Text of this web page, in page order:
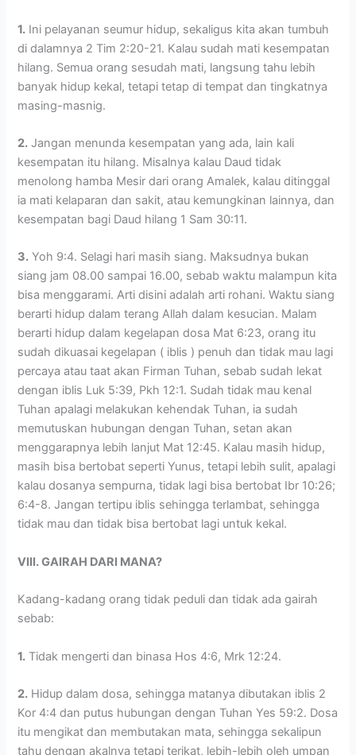
1. Ini pelayanan seumur hidup, sekaligus kita akan tumbuh
di dalamnya 2 Tim 2:20-21. Kalau sudah mati kesempatan
hilang. Semua orang sesudah mati, langsung tahu lebih
banyak hidup kekal, tetapi tetap di tempat dan tingkatnya
masing-masnig.
2. Jangan menunda kesempatan yang ada, lain kali
kesempatan itu hilang. Misalnya kalau Daud tidak
menolong hamba Mesir dari orang Amalek, kalau ditinggal
ia mati kelaparan dan sakit, atau kemungkinan lainnya, dan
kesempatan bagi Daud hilang 1 Sam 30:11.
3. Yoh 9:4. Selagi hari masih siang. Maksudnya bukan
siang jam 08.00 sampai 16.00, sebab waktu malampun kita
bisa menggarami. Arti disini adalah arti rohani. Waktu siang
berarti hidup dalam terang Allah dalam kesucian. Malam
berarti hidup dalam kegelapan dosa Mat 6:23, orang itu
sudah dikuasai kegelapan ( iblis ) penuh dan tidak mau lagi
percaya atau taat akan Firman Tuhan, sebab sudah lekat
dengan iblis Luk 5:39, Pkh 12:1. Sudah tidak mau kenal
Tuhan apalagi melakukan kehendak Tuhan, ia sudah
memutuskan hubungan dengan Tuhan, setan akan
menggarapnya lebih lanjut Mat 12:45. Kalau masih hidup,
masih bisa bertobat seperti Yunus, tetapi lebih sulit, apalagi
kalau dosanya sempurna, tidak lagi bisa bertobat Ibr 10:26;
6:4-8. Jangan tertipu iblis sehingga terlambat, sehingga
tidak mau dan tidak bisa bertobat lagi untuk kekal.
VIII. GAIRAH DARI MANA?
Kadang-kadang orang tidak peduli dan tidak ada gairah
sebab:
1. Tidak mengerti dan binasa Hos 4:6, Mrk 12:24.
2. Hidup dalam dosa, sehingga matanya dibutakan iblis 2
Kor 4:4 dan putus hubungan dengan Tuhan Yes 59:2. Dosa
itu mengikat dan membutakan mata, sehingga sekalipun
tahu dengan akalnya tetapi terikat, lebih-lebih oleh umpan